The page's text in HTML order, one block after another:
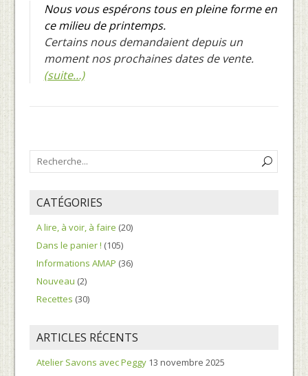
Nous vous espérons tous en pleine forme en
ce milieu de printemps.
Certains nous demandaient depuis un
moment nos prochaines dates de vente.
(suite…)
CATÉGORIES
A lire, à voir, à faire (20)
Dans le panier ! (105)
Informations AMAP (36)
Nouveau (2)
Recettes (30)
ARTICLES RÉCENTS
Atelier Savons avec Peggy 13 novembre 2025